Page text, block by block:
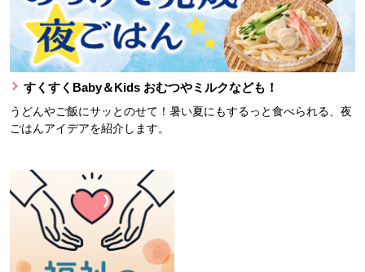
すくすくBaby＆Kids おむつやミルクなども！
うどんやご飯にサッとのせて！暑い夏にもするっと食べられる、夜
ごはんアイデアを紹介します。